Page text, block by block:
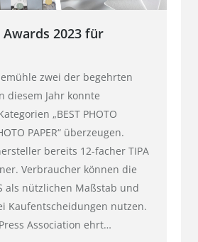
2023 für
zwei der begehrten
diesem Jahr konnte
„BEST PHOTO
PAPER“ überzeugen.
bereits 12-facher TIPA
Verbraucher können die
als nützlichen Maßstab und
Kaufentscheidungen nutzen.
Association ehrt…